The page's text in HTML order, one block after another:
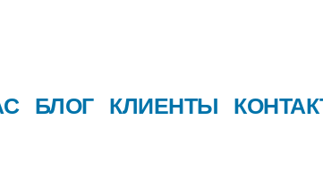
БЛОГ КЛИЕНТЫ